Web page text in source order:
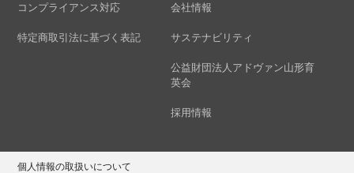
コンプライアンス対応
特定商取引法に基づく表記
会社情報
サステナビリティ
公益財団法人アドヴァン山形育
英会
採用情報
個人情報の取扱いについて